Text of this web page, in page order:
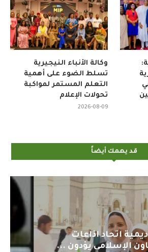
وكالة الأنباء النيجيرية
تسلط الضوء على أهمية
التعلم المستمر لمواكبة
تحولات الإعلام
2026-08-09
قد يهمك أيضاً
بالاجتماع التحضيري
قمة اسيا...